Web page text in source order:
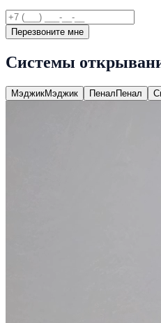
Перезвоните мне
Системы
МэджикМэджик ПеналПенал